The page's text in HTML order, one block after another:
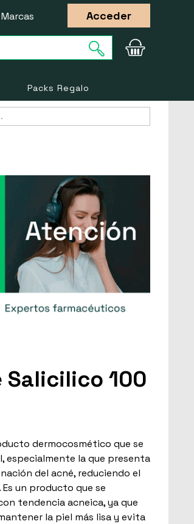
Marcas Acceder
Packs Regalo
.
Salicilico 100
dermocosmético que se
especialmente la que presenta
del acné, reduciendo el
un producto que se
tendencia acneica, ya que
la piel más lisa y evita